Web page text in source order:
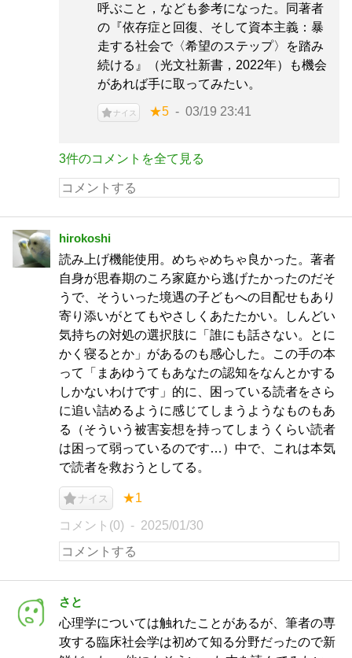
呼ぶこと，なども参考になった。同著者
の『依存症と回復、そして資本主義：暴
走する社会で〈希望のステップ〉を踏み
続ける』（光文社新書，2022年）も機会
があれば手に取ってみたい。
ナイス ★5 03/19 23:41
3件のコメントを全て見る
hirokoshi
読み上げ機能使用。めちゃめちゃ良かった。著者
自身が思春期のころ家庭から逃げたかったのだそ
うで、そういった境遇の子どもへの目配せもあり
寄り添いがとてもやさしくあたたかい。しんどい
気持ちの対処の選択肢に「誰にも話さない。とに
かく寝るとか」があるのも感心した。この手の本
って「まあゆうてもあなたの認知をなんとかする
しかないわけです」的に、困っている読者をさら
に追い詰めるように感じてしまうようなものもあ
る（そういう被害妄想を持ってしまうくらい読者
は困って弱っているのです…）中で、これは本気
で読者を救おうとしてる。
ナイス ★1
コメント(0) 2025/01/30
さと
心理学については触れたことがあるが、筆者の専
攻する臨床社会学は初めて知る分野だったので新